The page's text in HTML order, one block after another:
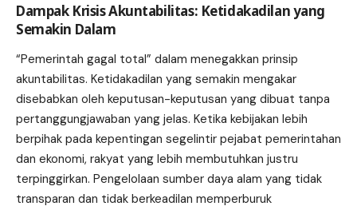
Dampak Krisis Akuntabilitas: Ketidakadilan yang
Semakin Dalam
“Pemerintah gagal total” dalam menegakkan prinsip
akuntabilitas. Ketidakadilan yang semakin mengakar
disebabkan oleh keputusan-keputusan yang dibuat tanpa
pertanggungjawaban yang jelas. Ketika kebijakan lebih
berpihak pada kepentingan segelintir pejabat pemerintahan
dan ekonomi, rakyat yang lebih membutuhkan justru
terpinggirkan. Pengelolaan sumber daya alam yang tidak
transparan dan tidak berkeadilan memperburuk